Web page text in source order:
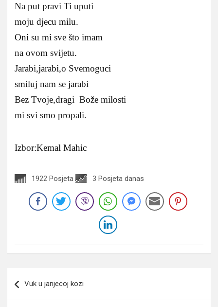
Na put pravi Ti uputi
moju djecu milu.
Oni su mi sve što imam
na ovom svijetu.
Jarabi,jarabi,o Svemoguci
smiluj nam se jarabi
Bez Tvoje,dragi Bože milosti
mi svi smo propali.
Izbor:Kemal Mahic
1922 Posjeta 3 Posjeta danas
članaka
Vuk u janjecoj kozi